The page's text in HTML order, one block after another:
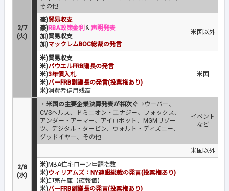
2/7
(火)
その他
豪)貿易収支
豪)RBA政策金利 ＆声明発表
加)貿易収支
加)マックレムBOC総裁の発言
米国以外
米)貿易収支
米)パウエルFRB議長の発言
米)3年債入札
米)バーFRB副議長の発言(投票権あり)
米)消費者信用残高
米国
2/8
(水)
・ 米国の主要企業決算発表が相次ぐ→ウーバー、
CVSヘルス、ドミニオン・エナジー、フォックス、
アンダー・アーマー、アイロボット、MGMリゾー
ツ、デジタル・タービン、ウォルト・ディズニー、
グッドイヤー、その他
イベント
など
-
米国以外
米)MBA住宅ローン申請指数
米)ウィリアムズ：NY連銀総裁の発言(投票権あり)
米)卸売在庫【確報値】
米)バーFRB副議長の発言(投票権あり)